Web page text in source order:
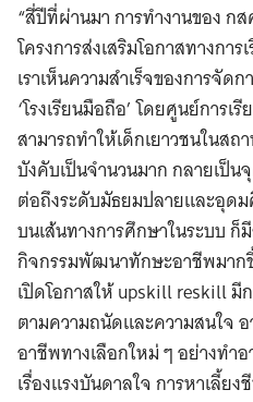
“สี่ปีที่ผ่านมา การทำงานของ ก
โครงการส่งเสริมโอกาสทางกา
เราเห็นความสำเร็จของการจัด
‘โรงเรียนมือถือ’ โดยศูนย์การ
สามารถทำให้เด็กเยาวชนในส
บังคับเป็นจำนวนมาก กลายเป็น
ต่อถึงระดับมัธยมปลายและอุด
บนเส้นทางการศึกษาในระบบ ก็
กิจกรรมพัฒนาทักษะอาชีพมาก
เปิดโอกาสให้ upskill reskill มี
ตามความถนัดและความสนใจ
อาชีพทางเลือกใหม่ ๆ อย่างทำ
เรื่องแรงบันดาลใจ การหาเลี้ย